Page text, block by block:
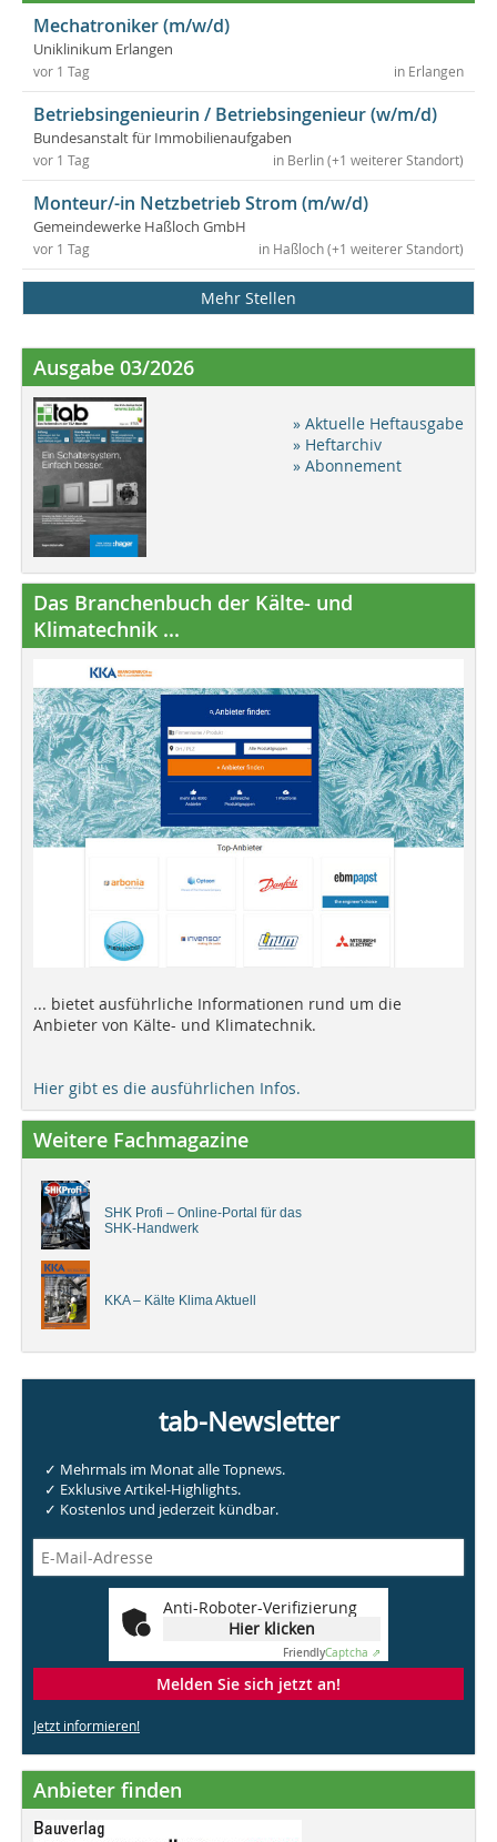
Mechatroniker (m/w/d)
Uniklinikum Erlangen
in Erlangen
vor 1 Tag
Betriebsingenieurin / Betriebsingenieur (w/m/d)
Bundesanstalt für Immobilienaufgaben
in Berlin (+1 weiterer Standort)
vor 1 Tag
Monteur/-in Netzbetrieb Strom (m/w/d)
Gemeindewerke Haßloch GmbH
in Haßloch (+1 weiterer Standort)
vor 1 Tag
Mehr Stellen
Ausgabe 03/2026
» Aktuelle Heftausgabe
» Heftarchiv
» Abonnement
Das Branchenbuch der Kälte- und
Klimatechnik ...
... bietet ausführliche Informationen rund um die
Anbieter von Kälte- und Klimatechnik.
Hier gibt es die ausführlichen Infos.
Weitere Fachmagazine
SHK Profi – Online-Portal für das
SHK-Handwerk
KKA – Kälte Klima Aktuell
tab-Newsletter
✓ Mehrmals im Monat alle Topnews.
✓ Exklusive Artikel-Highlights.
✓ Kostenlos und jederzeit kündbar.
Anti-Roboter-Verifizierung
Hier klicken
FriendlyCaptcha ⇗
Melden Sie sich jetzt an!
Jetzt informieren!
Anbieter finden